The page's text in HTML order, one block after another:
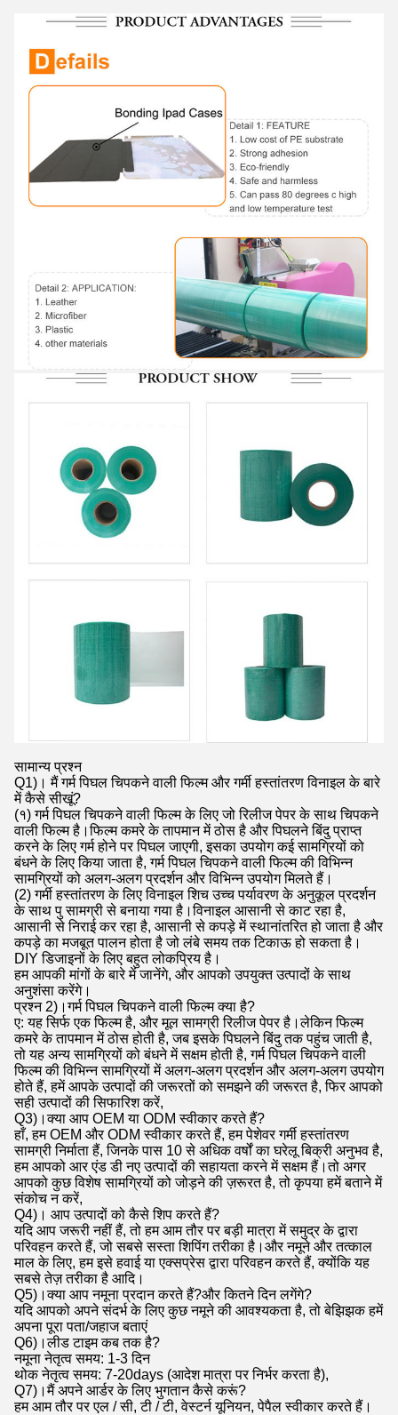
सामान्य प्रश्न
Q1)। मैं गर्म पिघल चिपकने वाली फिल्म और गर्मी हस्तांतरण विनाइल के बारे
में कैसे सीखूं?
(१) गर्म पिघल चिपकने वाली फिल्म के लिए जो रिलीज पेपर के साथ चिपकने
वाली फिल्म है।फिल्म कमरे के तापमान में ठोस है और पिघलने बिंदु प्राप्त
करने के लिए गर्म होने पर पिघल जाएगी, इसका उपयोग कई सामग्रियों को
बंधने के लिए किया जाता है, गर्म पिघल चिपकने वाली फिल्म की विभिन्न
सामग्रियों को अलग-अलग प्रदर्शन और विभिन्न उपयोग मिलते हैं।
(2) गर्मी हस्तांतरण के लिए विनाइल शिच उच्च पर्यावरण के अनुकूल प्रदर्शन
के साथ पु सामग्री से बनाया गया है।विनाइल आसानी से काट रहा है,
आसानी से निराई कर रहा है, आसानी से कपड़े में स्थानांतरित हो जाता है और
कपड़े का मजबूत पालन होता है जो लंबे समय तक टिकाऊ हो सकता है।
DIY डिजाइनों के लिए बहुत लोकप्रिय है।
हम आपकी मांगों के बारे में जानेंगे, और आपको उपयुक्त उत्पादों के साथ
अनुशंसा करेंगे।
प्रश्न 2)।गर्म पिघल चिपकने वाली फिल्म क्या है?
ए: यह सिर्फ एक फिल्म है, और मूल सामग्री रिलीज पेपर है।लेकिन फिल्म
कमरे के तापमान में ठोस होती है, जब इसके पिघलने बिंदु तक पहुंच जाती है,
तो यह अन्य सामग्रियों को बंधने में सक्षम होती है, गर्म पिघल चिपकने वाली
फिल्म की विभिन्न सामग्रियों में अलग-अलग प्रदर्शन और अलग-अलग उपयोग
होते हैं, हमें आपके उत्पादों की जरूरतों को समझने की जरूरत है, फिर आपको
सही उत्पादों की सिफारिश करें,
Q3)।क्या आप OEM या ODM स्वीकार करते हैं?
हाँ, हम OEM और ODM स्वीकार करते हैं, हम पेशेवर गर्मी हस्तांतरण
सामग्री निर्माता हैं, जिनके पास 10 से अधिक वर्षों का घरेलू बिक्री अनुभव है,
हम आपको आर एंड डी नए उत्पादों की सहायता करने में सक्षम हैं।तो अगर
आपको कुछ विशेष सामग्रियों को जोड़ने की ज़रूरत है, तो कृपया हमें बताने में
संकोच न करें,
Q4)। आप उत्पादों को कैसे शिप करते हैं?
यदि आप जरूरी नहीं हैं, तो हम आम तौर पर बड़ी मात्रा में समुद्र के द्वारा
परिवहन करते हैं, जो सबसे सस्ता शिपिंग तरीका है।और नमूने और तत्काल
माल के लिए, हम इसे हवाई या एक्सप्रेस द्वारा परिवहन करते हैं, क्योंकि यह
सबसे तेज़ तरीका है आदि।
Q5)।क्या आप नमूना प्रदान करते हैं?और कितने दिन लगेंगे?
यदि आपको अपने संदर्भ के लिए कुछ नमूने की आवश्यकता है, तो बेझिझक हमें
अपना पूरा पता/जहाज बताएं
Q6)।लीड टाइम कब तक है?
नमूना नेतृत्व समय: 1-3 दिन
थोक नेतृत्व समय: 7-20days (आदेश मात्रा पर निर्भर करता है),
Q7)।मैं अपने आर्डर के लिए भुगतान कैसे करूं?
हम आम तौर पर एल / सी, टी / टी, वेस्टर्न यूनियन, पेपैल स्वीकार करते हैं।